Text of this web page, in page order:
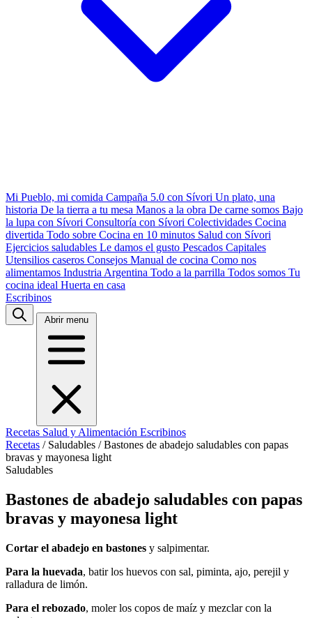
Mi Pueblo, mi comida Campaña 5.0 con Sívori Un plato, una
historia De la tierra a tu mesa Manos a la obra De carne somos Bajo
la lupa con Sívori Consultoría con Sívori Colectividades Cocina
divertida Todo sobre Cocina en 10 minutos Salud con Sívori
Ejercicios saludables Le damos el gusto Pescados Capitales
Utensilios caseros Consejos Manual de cocina Como nos
alimentamos Industria Argentina Todo a la parrilla Todos somos Tu
cocina ideal Huerta en casa
Escribinos
Abrir menu
Recetas Salud y Alimentación Escribinos
Recetas / Saludables / Bastones de abadejo saludables con papas
bravas y mayonesa light
Saludables
Bastones de abadejo saludables con papas
bravas y mayonesa light
Cortar el abadejo en bastones y salpimentar.
Para la huevada, batir los huevos con sal, piminta, ajo, perejil y
ralladura de limón.
Para el rebozado, moler los copos de maíz y mezclar con la